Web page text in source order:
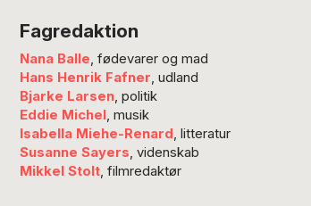
Fagredaktion
Nana Balle , fødevarer og mad
Hans Henrik Fafner , udland
Bjarke Larsen , politik
Eddie Michel , musik
Isabella Miehe-Renard , litteratur
Susanne Sayers , videnskab
Mikkel Stolt , filmredaktør